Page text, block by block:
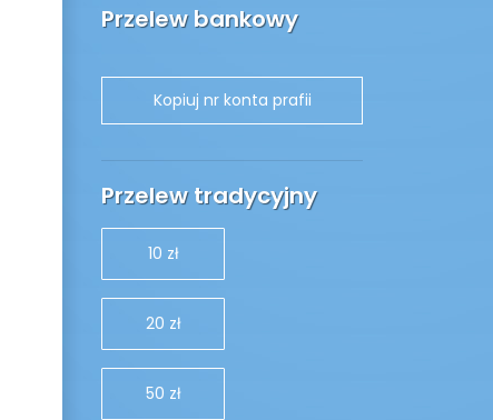
Przelew bankowy
Przelew tradycyjny
10 zł
20 zł
50 zł